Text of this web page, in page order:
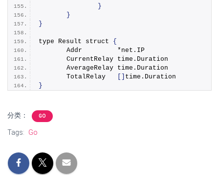
}
}
}
type Result struct {
	Addr         *net.
IP
	CurrentRelay time.
Duration
	AverageRelay time.
Duration
	TotalRelay
time. Duration
}
分类： GO
Tags: Go